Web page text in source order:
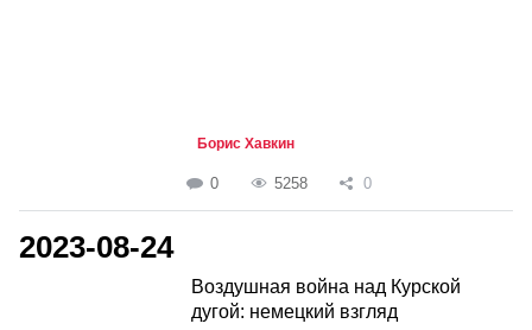
Борис Хавкин
0 5258 0
2023-08-24
Воздушная война над Курской
дугой: немецкий взгляд